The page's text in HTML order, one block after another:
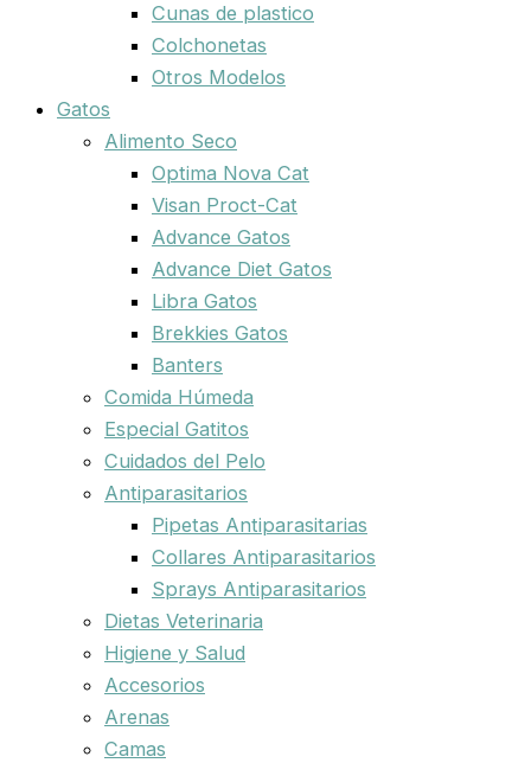
Cunas de plastico
Colchonetas
Otros Modelos
Gatos
Alimento Seco
Optima Nova Cat
Visan Proct-Cat
Advance Gatos
Advance Diet Gatos
Libra Gatos
Brekkies Gatos
Banters
Comida Húmeda
Especial Gatitos
Cuidados del Pelo
Antiparasitarios
Pipetas Antiparasitarias
Collares Antiparasitarios
Sprays Antiparasitarios
Dietas Veterinaria
Higiene y Salud
Accesorios
Arenas
Camas